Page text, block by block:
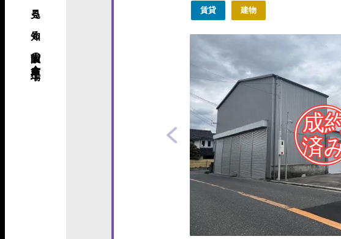
見る、知る、南大阪の倉庫･工場 賃貸 建物